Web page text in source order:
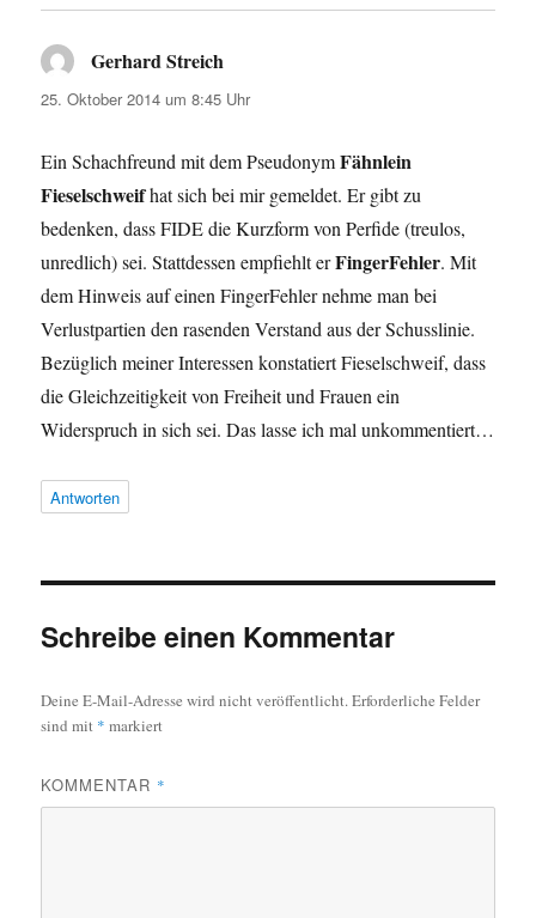
Gerhard Streich
25. Oktober 2014 um 8:45 Uhr
Ein Schachfreund mit dem PseudonymFähnlein
Fieselschweifhat sich bei mir gemeldet. Er gibt zu
bedenken, dass FIDE die Kurzform von Perfide (treulos,
unredlich) sei. Stattdessen empfiehlt erFingerFehler. Mit
dem Hinweis auf einen FingerFehler nehme man bei
Verlustpartien den rasenden Verstand aus der Schusslinie.
Bezüglich meiner Interessen konstatiert Fieselschweif, dass
die Gleichzeitigkeit von Freiheit und Frauen ein
Widerspruch in sich sei. Das lasse ich mal unkommentiert…
Antworten
Schreibe einen Kommentar
Deine E-Mail-Adresse wird nicht veröffentlicht.Erforderliche Felder
sind mit * markiert
KOMMENTAR *